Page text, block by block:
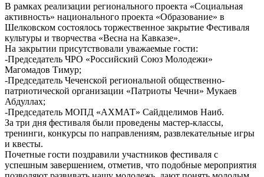
В рамках реализации регионального проекта «Социальная
активность» национального проекта «Образование» в
Шелковском состоялось торжественное закрытие Фестиваля
культуры и творчества «Весна на Кавказе».
На закрытии присутствовали уважаемые гости:
-Председатель ЧРО «Российский Союз Молодежи»
Магомадов Тимур;
-Председатель Чеченской региональной общественно-
патриотической организации «Патриоты Чечни» Мукаев
Абдуллах;
-Председатель МОПД «АХМАТ» Сайдцелимов Наиб.
За три дня фестиваля были проведены мастер-классы,
тренинги, конкурсы по направлениям, развлекательные игры
и квесты.
Почетные гости поздравили участников фестиваля с
успешным завершением, отметив, что подобные мероприятия